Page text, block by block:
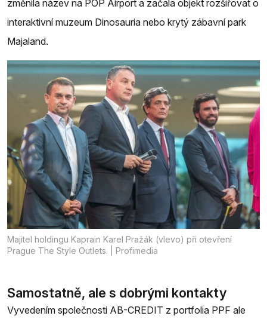
změnila název na POP Airport a začala objekt rozšiřovat o
interaktivní muzeum Dinosauria nebo krytý zábavní park
Majaland.
Majitel holdingu Kaprain Karel Pražák (vlevo) při otevření
Prague The Style Outlets. | Profimedia
Samostatně, ale s dobrými kontakty
Vyvedením společnosti AB-CREDIT z portfolia PPF ale